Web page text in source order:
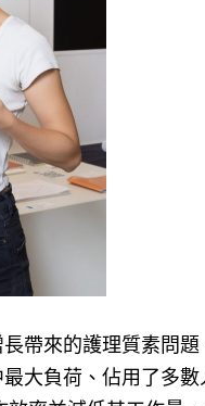
帶來的護理質素問
大負​​荷、佔用了多